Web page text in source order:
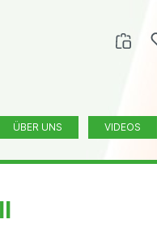
ÜBER UNS VIDEOS